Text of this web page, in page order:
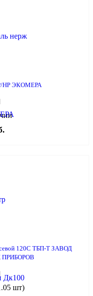
НР ЭКОМЕРА
120С ТБП-Т ЗАВОД
шт)